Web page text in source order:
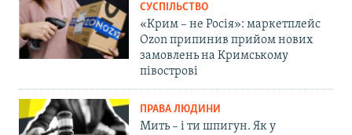
СУСПІЛЬСТВО
«Крим – не Росія»: маркетплейс
Ozon припинив прийом нових
замовлень на Кримському
півострові
ПРАВА ЛЮДИНИ
Мить – і ти шпигун. Як у